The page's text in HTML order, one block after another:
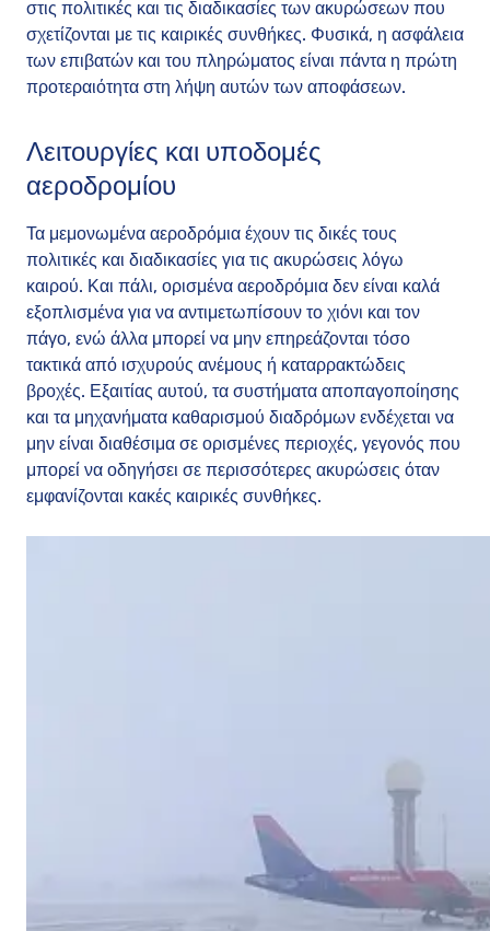
στις πολιτικές και τις διαδικασίες των ακυρώσεων που
σχετίζονται με τις καιρικές συνθήκες. Φυσικά, η ασφάλεια
των επιβατών και του πληρώματος είναι πάντα η πρώτη
προτεραιότητα στη λήψη αυτών των αποφάσεων.
Λειτουργίες και υποδομές
αεροδρομίου
Τα μεμονωμένα αεροδρόμια έχουν τις δικές τους
πολιτικές και διαδικασίες για τις ακυρώσεις λόγω
καιρού. Και πάλι, ορισμένα αεροδρόμια δεν είναι καλά
εξοπλισμένα για να αντιμετωπίσουν το χιόνι και τον
πάγο, ενώ άλλα μπορεί να μην επηρεάζονται τόσο
τακτικά από ισχυρούς ανέμους ή καταρρακτώδεις
βροχές. Εξαιτίας αυτού, τα συστήματα αποπαγοποίησης
και τα μηχανήματα καθαρισμού διαδρόμων ενδέχεται να
μην είναι διαθέσιμα σε ορισμένες περιοχές, γεγονός που
μπορεί να οδηγήσει σε περισσότερες ακυρώσεις όταν
εμφανίζονται κακές καιρικές συνθήκες.